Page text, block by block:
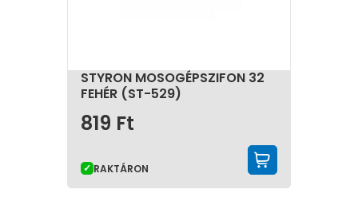
STYRON MOSOGÉPSZIFON 32
FEHÉR (ST-529)
819 Ft
RAKTÁRON